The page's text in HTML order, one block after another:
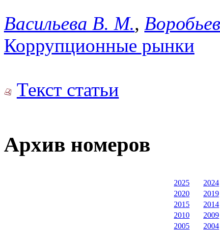
Васильева В. М.,
Коррупционные рынки
Текст статьи
Архив номеров
2025
2024
2020
2019
2015
2014
2010
2009
2005
2004